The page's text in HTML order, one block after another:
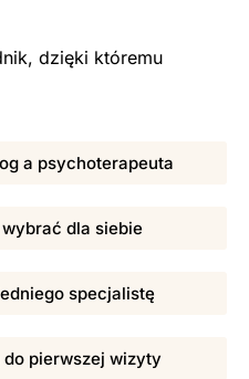
dzięki któremu
a psychoterapeuta
dla siebie
specjalistę
pierwszej wizyty